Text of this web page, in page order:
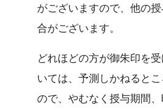
がございますので、他の
合がございます。
どれほどの方が御朱印を
いては、予測しかねると
ので、やむなく授与期間